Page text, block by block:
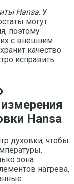
Hansa. У
могут
поэтому
их с внешним
качество
исправить
Hansa
духовки, чтобы
зона
нагрева,